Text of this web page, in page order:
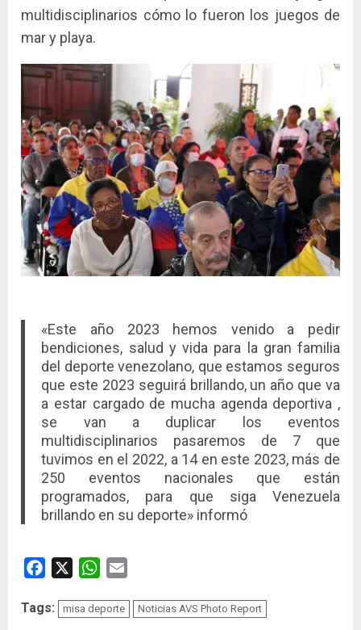
multidisciplinarios cómo lo fueron los juegos de
mar y playa.
«Este año 2023 hemos venido a pedir
bendiciones, salud y vida para la gran familia
del deporte venezolano, que estamos seguros
que este 2023 seguirá brillando, un año que va
a estar cargado de mucha agenda deportiva ,
se van a duplicar los eventos
multidisciplinarios pasaremos de 7 que
tuvimos en el 2022, a 14 en este 2023, más de
250 eventos nacionales que están
programados, para que siga Venezuela
brillando en su deporte» informó
Facebook WhatsApp
Tags: misa deporte Noticias AVS Photo Report